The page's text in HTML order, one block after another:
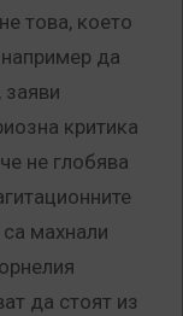
това, което
да
заяви
критика
не глобява
махнали
да стоят из